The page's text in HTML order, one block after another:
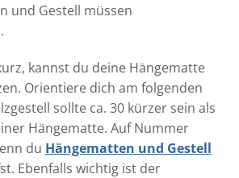
und Gestell müssen
kannst du deine Hängematte
Orientiere dich am folgenden
sollte ca. 30 kürzer sein als
Hängematte. Auf Nummer
du Hängematten und Gestell
Ebenfalls wichtig ist der